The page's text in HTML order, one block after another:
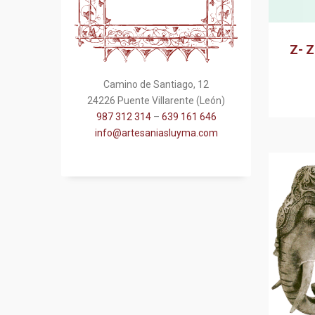
Z-
Camino de Santiago, 12
24226 Puente Villarente (León)
987 312 314– 639 161 646
info@artesaniasluyma.com